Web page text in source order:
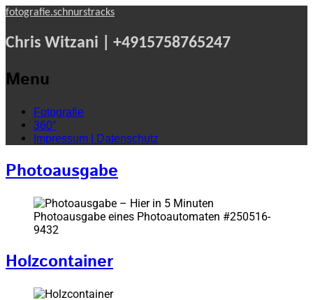
fotografie.schnurstracks
Chris Witzani | +4915758765247
Menu
Skip
content
Fotografie
360°
Impressum | Datenschutz
Photoausgabe
Photoausgabe eines Photoautomaten #250516-
9432
Holzcontainer